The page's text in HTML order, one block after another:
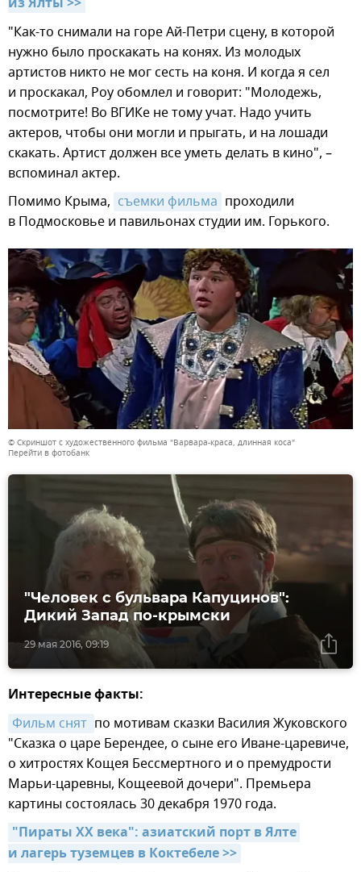
"Как-то снимали на горе Ай-Петри сцену, в которой
нужно было проскакать на конях. Из молодых
артистов никто не мог сесть на коня. И когда я сел
и проскакал, Роу обомлел и говорит: "Молодежь,
посмотрите! Во ВГИКе не тому учат. Надо учить
актеров, чтобы они могли и прыгать, и на лошади
скакать. Артист должен все уметь делать в кино", –
вспоминал актер.
Помимо Крыма, съемки фильма проходили
в Подмосковье и павильонах студии им. Горького.
© Скриншот с художественного фильма "Варвара-краса, длинная коса"
Перейти в фотобанк
29 мая 2016, 09:19
"Человек с бульвара Капуцинов":
Дикий Запад по-крымски
Интересные факты:
Фильм снят по мотивам сказки Василия Жуковского
"Сказка о царе Берендее, о сыне его Иване-царевиче,
о хитростях Кощея Бессмертного и о премудрости
Марьи-царевны, Кощеевой дочери". Премьера
картины состоялась 30 декабря 1970 года.
"Пираты XX века": азиатский порт в Ялте
и лагерь туземцев в Коктебеле >>